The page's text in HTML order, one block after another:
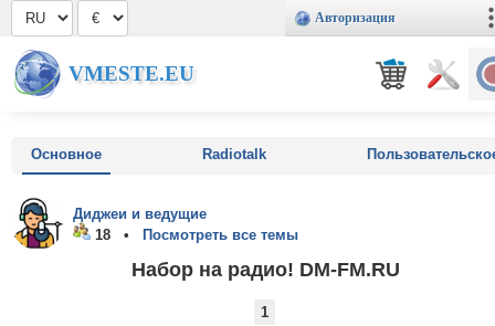
Авторизация
VMESTE.EU
Основное Radiotalk
Диджеи и ведущие
18 •
Посмотреть все темы
Набор на радио! DM-FM.RU
1